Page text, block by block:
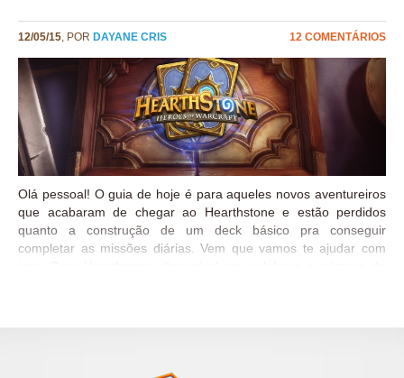
12/05/15 , POR DAYANE CRIS 12 COMENTÁRIOS
Olá pessoal! O guia de hoje é para aqueles novos aventureiros
que acabaram de chegar ao Hearthstone e estão perdidos
quanto a construção de um deck básico pra conseguir
completar as missões diárias. Vem que vamos te ajudar com
básico de MAGO e PALADINO Este deck contém apenas cartas